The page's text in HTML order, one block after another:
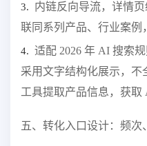
3.
内链反向导流，详情
联同系列产品、行业案例
4. 适配 2026 年 AI 搜索
采用文字结构化展示，
工具提取产品信息，获取
五、转化入口设计：频次